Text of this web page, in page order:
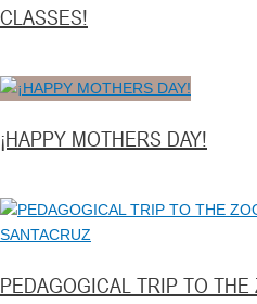
CLASSES!
¡HAPPY MOTHERS DAY!
PEDAGOGICAL TRIP TO THE